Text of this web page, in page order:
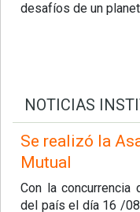
desafíos de un
NOTICIAS
Se realizó la
Mutual
Con la
del país el día 16 /